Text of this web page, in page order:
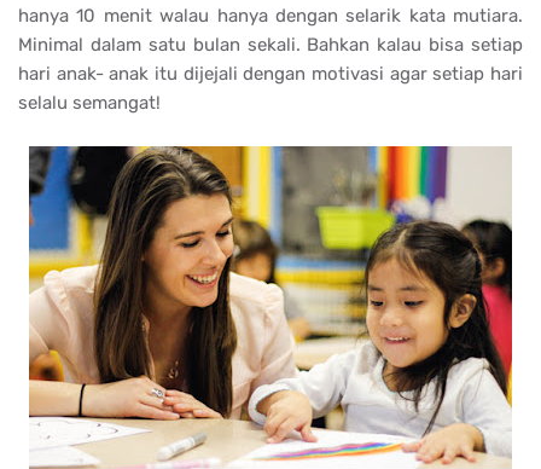
hanya 10 menit walau hanya dengan selarik kata mutiara.
Minimal dalam satu bulan sekali. Bahkan kalau bisa setiap
hari anak- anak itu dijejali dengan motivasi agar setiap hari
selalu semangat!